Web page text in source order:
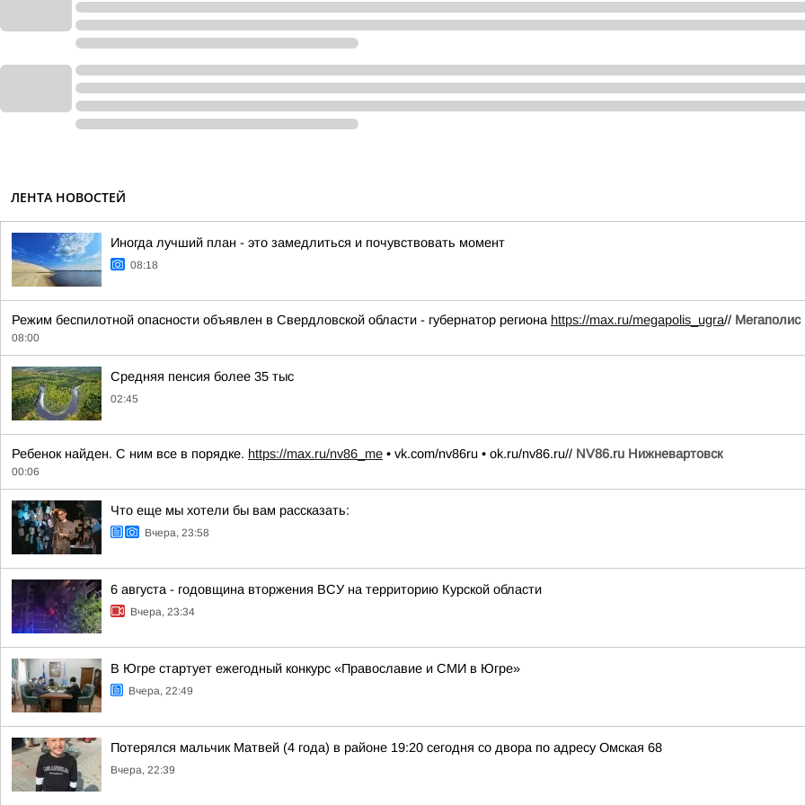
ЛЕНТА НОВОСТЕЙ
Иногда лучший план - это замедлиться и почувствовать момент
08:18
Режим беспилотной опасности объявлен в Свердловской области - губернатор региона https://max.ru/megapolis_ugra//
08:00
Средняя пенсия более 35 тыс
02:45
Ребенок найден. С ним все в порядке. https://max.ru/nv86_me • vk.com/nv86ru • ok.ru/nv86.ru// NV86.ru Нижневартовск
00:06
Что еще мы хотели бы вам рассказать:
Вчера, 23:58
6 августа - годовщина вторжения ВСУ на территорию Курской области
Вчера, 23:34
В Югре стартует ежегодный конкурс «Православие и СМИ в Югре»
Вчера, 22:49
Потерялся мальчик Матвей (4 года) в районе 19:20 сегодня со двора по адресу Омская 68
Вчера, 22:39